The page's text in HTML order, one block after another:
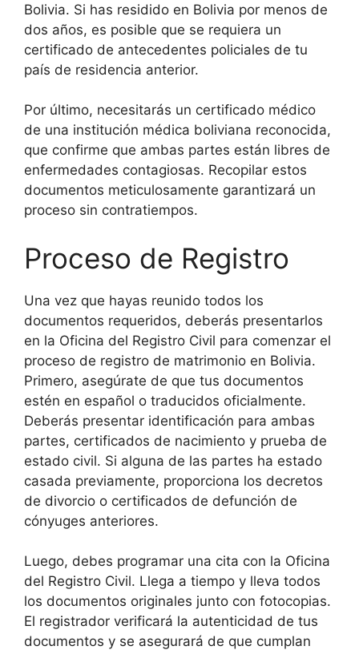
Bolivia. Si has residido en Bolivia por menos de
dos años, es posible que se requiera un
certificado de antecedentes policiales de tu
país de residencia anterior.
Por último, necesitarás un certificado médico
de una institución médica boliviana reconocida,
que confirme que ambas partes están libres de
enfermedades contagiosas. Recopilar estos
documentos meticulosamente garantizará un
proceso sin contratiempos.
Proceso de Registro
Una vez que hayas reunido todos los
documentos requeridos, deberás presentarlos
en la Oficina del Registro Civil para comenzar el
proceso de registro de matrimonio en Bolivia.
Primero, asegúrate de que tus documentos
estén en español o traducidos oficialmente.
Deberás presentar identificación para ambas
partes, certificados de nacimiento y prueba de
estado civil. Si alguna de las partes ha estado
casada previamente, proporciona los decretos
de divorcio o certificados de defunción de
cónyuges anteriores.
Luego, debes programar una cita con la Oficina
del Registro Civil. Llega a tiempo y lleva todos
los documentos originales junto con fotocopias.
El registrador verificará la autenticidad de tus
documentos y se asegurará de que cumplan